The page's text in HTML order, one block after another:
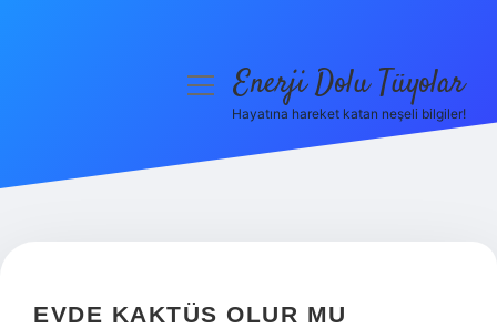
Hakkımızda
menüyüEnerji Dolu Tüyolar
Hayatına hareket katan neşeli bilgiler!
EVDE KAKTÜS OLUR MU